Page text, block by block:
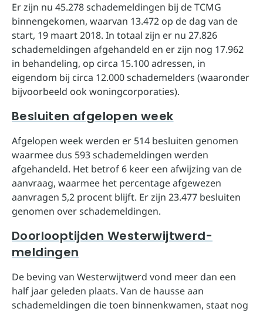
Er zijn nu 45.278 schademeldingen bij de TCMG
binnengekomen, waarvan 13.472 op de dag van de
start, 19 maart 2018. In totaal zijn er nu 27.826
schademeldingen afgehandeld en er zijn nog 17.962
in behandeling, op circa 15.100 adressen, in
eigendom bij circa 12.000 schademelders (waaronder
bijvoorbeeld ook woningcorporaties).
Besluiten afgelopen week
Afgelopen week werden er 514 besluiten genomen
waarmee dus 593 schademeldingen werden
afgehandeld. Het betrof 6 keer een afwijzing van de
aanvraag, waarmee het percentage afgewezen
aanvragen 5,2 procent blijft. Er zijn 23.477 besluiten
genomen over schademeldingen.
Doorlooptijden Westerwijtwerd-
meldingen
De beving van Westerwijtwerd vond meer dan een
half jaar geleden plaats. Van de hausse aan
schademeldingen die toen binnenkwamen, staat nog